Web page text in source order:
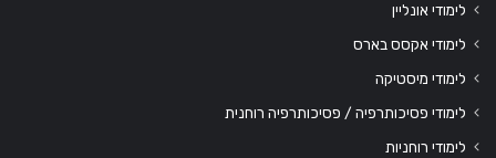
לימודי אונליין
לימודי אקסס בארס
לימודי מיסטיקה
לימודי פסיכותרפיה / פסיכותרפיה רוחנית
לימודי רוחניות